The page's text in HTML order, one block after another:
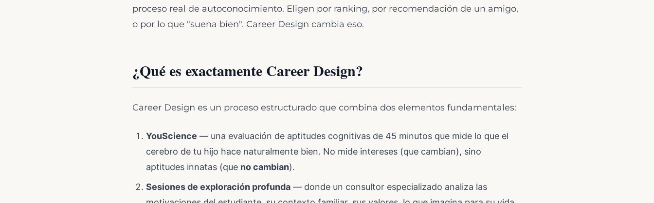
proceso real de autoconocimiento. Eligen por ranking, por recomendación de un amigo,
o por lo que "suena bien". Career Design cambia eso.
¿Qué es exactamente Career Design?
Career Design es un proceso estructurado que combina dos elementos fundamentales:
YouScience — una evaluación de aptitudes cognitivas de 45 minutos que mide lo que el
cerebro de tu hijo hace naturalmente bien. No mide intereses (que cambian), sino
aptitudes innatas (que no cambian).
Sesiones de exploración profunda — donde un consultor especializado analiza las